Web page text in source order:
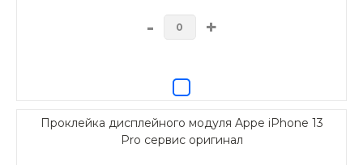
- +
Проклейка дисплейного модуля Appe iPhone 13
Pro сервис оригинал